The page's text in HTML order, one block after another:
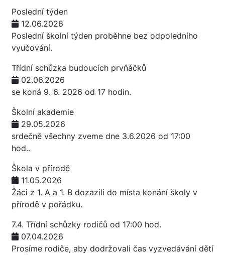
Poslední týden
12.06.2026
Poslední školní týden proběhne bez odpoledního
vyučování.
Třídní schůzka budoucích prvňáčků
02.06.2026
se koná 9. 6. 2026 od 17 hodin.
Školní akademie
29.05.2026
srdečně všechny zveme dne 3.6.2026 od 17:00
hod..
Škola v přírodě
11.05.2026
Žáci z 1. A a 1. B dozazili do místa konání školy v
přírodě v pořádku.
7.4. Třídní schůzky rodičů od 17:00 hod.
07.04.2026
Prosíme rodiče, aby dodržovali čas vyzvedávání dětí